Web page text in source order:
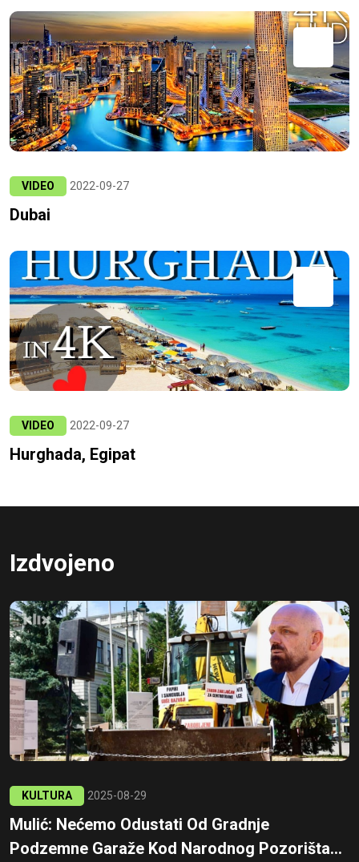
VIDEO 2022-09-27
Dubai
VIDEO 2022-09-27
Hurghada, Egipat
Izdvojeno
KULTURA 2025-08-29
Mulić: Nećemo Odustati Od Gradnje
Podzemne Garaže Kod Narodnog Pozorišta...